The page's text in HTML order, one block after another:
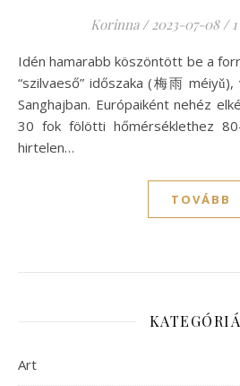
Korinna / 2023-07-08 /
Idén hamarabb köszöntött be a forróság és ezzel együtt a
“szilvaeső” időszaka (梅雨
Sanghajban. Európaiként nehéz
30 fok fölötti hőmérséklethez
hirtelen…
TOVÁBB
Art